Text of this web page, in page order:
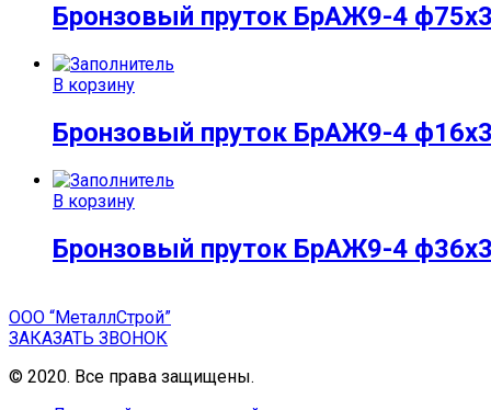
Бронзовый пруток БрАЖ9-4
В корзину
Бронзовый пруток БрАЖ9-4
В корзину
Бронзовый пруток БрАЖ9-4
ООО “МеталлСтрой”
ЗАКАЗАТЬ ЗВОНОК
© 2020. Все права защищены.